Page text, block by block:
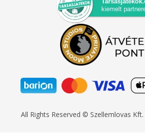
kiemelt
All Rights Reserved © Szellemlovas